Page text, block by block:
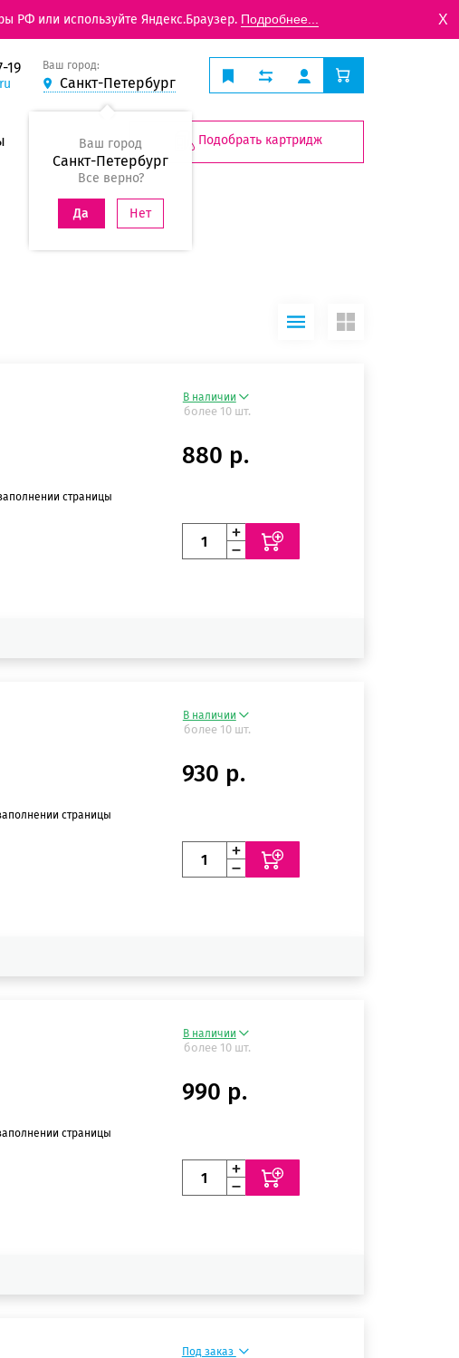
РФ или используйте Яндекс.Браузер. Подробнее... X
19 Ваш город:
Санкт-Петербург
Ваш город
Санкт-Петербург
Все верно?
Да Нет
Подобрать картридж
В наличии
более 10 шт.
страницы
880 р.
В наличии
более 10 шт.
страницы
930 р.
В наличии
более 10 шт.
страницы
990 р.
Под заказ